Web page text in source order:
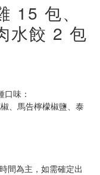
15 包、
水餃 2 包
味：
、馬告檸檬椒鹽、泰
間為主，如需確定出